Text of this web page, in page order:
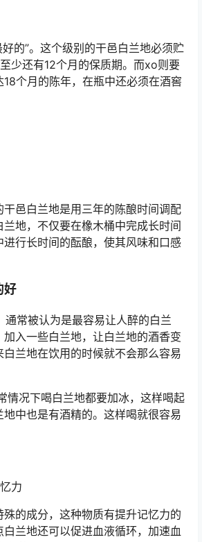
的”。这个级别的干邑白兰地必须贮
少还有12个月的保质期。而xo则要
个月的陈年，在瓶中还必须在酒窖
邑白兰地是用三年的陈酿时间调配
地，不仅要在橡木桶中完成长时间
进行长时间的酝酿，使其风味和口感
好
通常被认为是最容易让人醉的白兰
入一些白兰地，让白兰地的酒香变
兰地在饮用的时候就不会那么容易
情况下喝白兰地都要加冰，这样喝起
中也是有酒精的。这样喝就很容易
力
殊的成分，这种物质有提升记忆力的
兰地还可以促进血液循环，加速血